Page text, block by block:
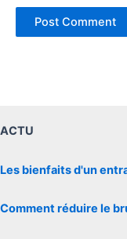
ACTU
Les bienfaits d'un
Comment réduire le